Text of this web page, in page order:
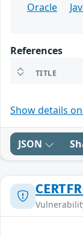
Oracle
References
TITLE
Show details
JSON